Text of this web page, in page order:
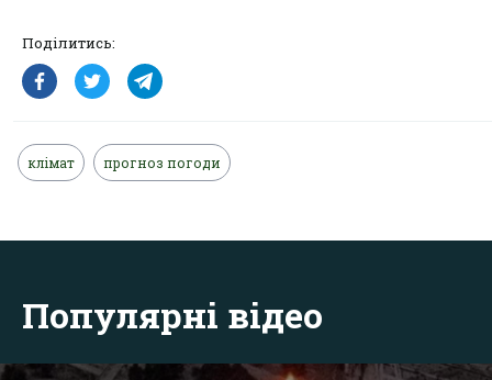
Поділитись:
клімат прогноз погоди
Популярні відео